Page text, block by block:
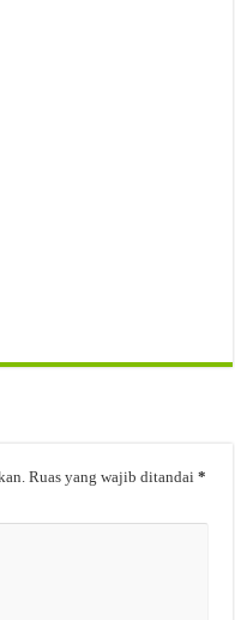
Ruas yang wajib ditandai*